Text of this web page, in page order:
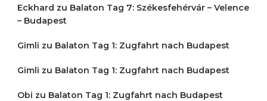
Eckhard zu Balaton Tag 7: Székesfehérvár – Velence
– Budapest
Gimli zu Balaton Tag 1: Zugfahrt nach Budapest
Gimli zu Balaton Tag 1: Zugfahrt nach Budapest
Obi zu Balaton Tag 1: Zugfahrt nach Budapest